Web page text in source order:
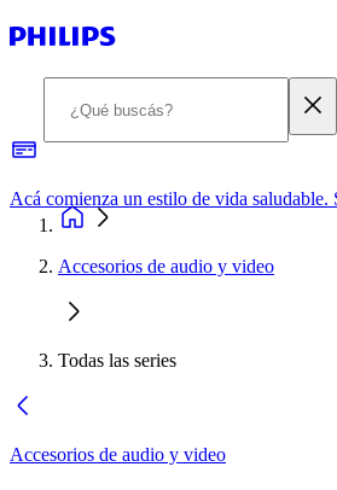
Accesorios de audio y video
Todas las series
Accesorios de audio y video